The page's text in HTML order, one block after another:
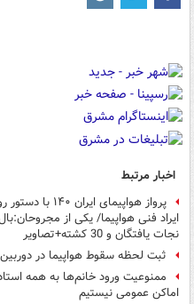
اخبار مرتبط
پرواز
ایراد فنی هواپیما/ یکی از
نجات یافتگان و 30 کشته+تصاویر
ثبت لحظه سقوط هواپیما در
ممنوعیت ورود خانم‌ها به همه
اماکن عمومی نیستیم